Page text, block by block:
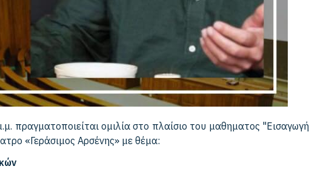
πραγματοποιείται ομιλία στο πλαίσιο του μαθηματος "Εισαγωγή
«Γεράσιμος Αρσένης» με θέμα: